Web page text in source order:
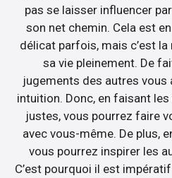
pas se laisser influencer
son net chemin. Cela est
délicat parfois, mais c’est
sa vie pleinement. De
jugements des autres
intuition. Donc, en faisant
justes, vous pourrez faire
avec vous-même. De plus,
vous pourrez inspirer les
C’est pourquoi il est